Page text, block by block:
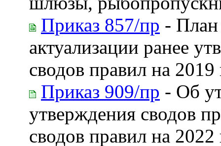
Приказ 857/пр - План
актуализации ранее
сводов правил на 2019
Приказ 909/пр - Об
утверждения сводов
сводов правил на 2022